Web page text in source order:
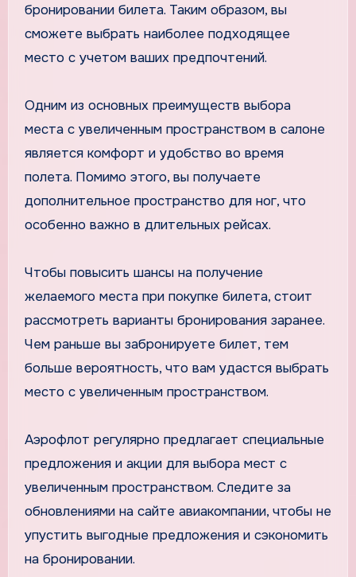
бронировании билета. Таким образом, вы
сможете выбрать наиболее подходящее
место с учетом ваших предпочтений.
Одним из основных преимуществ выбора
места с увеличенным пространством в салоне
является комфорт и удобство во время
полета. Помимо этого, вы получаете
дополнительное пространство для ног, что
особенно важно в длительных рейсах.
Чтобы повысить шансы на получение
желаемого места при покупке билета, стоит
рассмотреть варианты бронирования заранее.
Чем раньше вы забронируете билет, тем
больше вероятность, что вам удастся выбрать
место с увеличенным пространством.
Аэрофлот регулярно предлагает специальные
предложения и акции для выбора мест с
увеличенным пространством. Следите за
обновлениями на сайте авиакомпании, чтобы не
упустить выгодные предложения и сэкономить
на бронировании.